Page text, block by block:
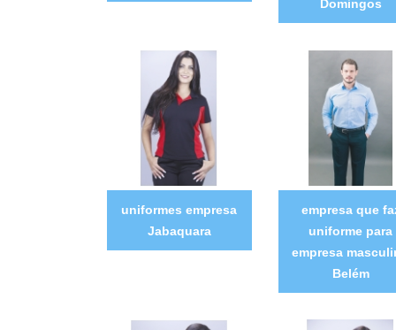
Domingos
uniformes empresa
Jabaquara
empresa que
uniforme para
empresa
Belém